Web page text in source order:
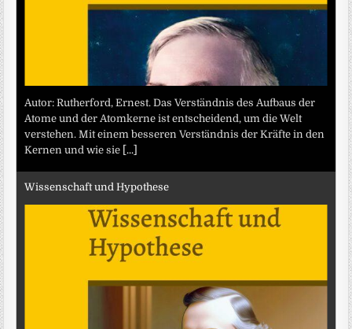
Autor: Rutherford, Ernest. Das Verständnis des Aufbaus der
Atome und der Atomkerne ist entscheidend, um die Welt
verstehen. Mit einem besseren Verständnis der Kräfte in den
Kernen und wie sie [...]
Wissenschaft und Hypothese